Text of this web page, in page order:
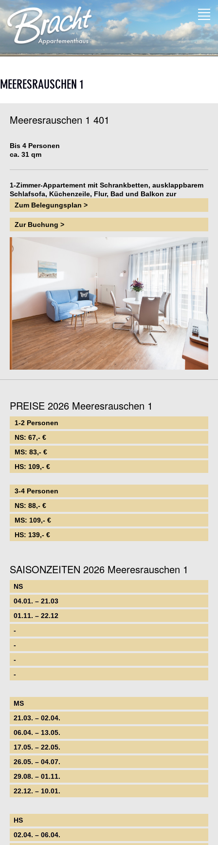
MEERESRAUSCHEN 1
Meeresrauschen 1 401
Bis 4 Personen
ca. 31 qm
1-Zimmer-Appartement mit Schrankbetten, ausklappbarem
Schlafsofa, Küchenzeile, Flur, Bad und Balkon zur
Wilhelmstraße.
Zur Buchung >
Zum Belegungsplan >
PREISE 2026 Meeresrauschen 1
1-2 Personen
NS: 67,- €
MS: 83,- €
HS: 109,- €
3-4 Personen
NS: 88,- €
MS: 109,- €
HS: 139,- €
SAISONZEITEN 2026 Meeresrauschen 1
NS
04.01. – 21.03
01.11. – 22.12
-
-
-
-
MS
21.03. – 02.04.
06.04. – 13.05.
17.05. – 22.05.
26.05. – 04.07.
29.08. – 01.11.
22.12. – 10.01.
HS
02.04. – 06.04.